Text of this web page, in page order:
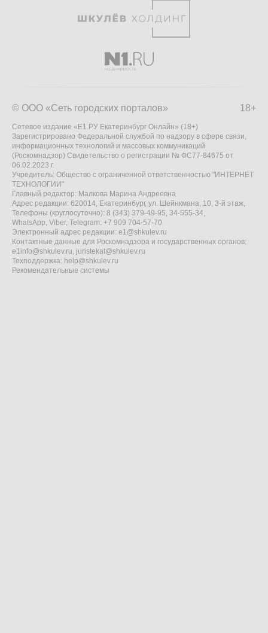
18+
© ООО «Сеть городских порталов»
Сетевое издание «Е1.РУ Екатеринбург Онлайн» (18+)
Зарегистрировано Федеральной службой по надзору в сфере связи,
информационных технологий и массовых коммуникаций
(Роскомнадзор) Свидетельство о регистрации № ФС77-84675 от
06.02.2023 г.
Учредитель: Общество с ограниченной ответственностью "ИНТЕРНЕТ
ТЕХНОЛОГИИ"
Главный редактор: Малкова Марина Андреевна
Адрес редакции: 620014, Екатеринбург, ул. Шейнкмана, 10, 3-й этаж,
Телефоны (круглосуточно): 8 (343) 379-49-95, 34-555-34,
WhatsApp, Viber, Telegram: +7 909 704-57-70
Электронный адрес редакции: e1@shkulev.ru
Контактные данные для Роскомнадзора и государственных органов:
e1info@shkulev.ru, juristekat@shkulev.ru
Техподдержка: help@shkulev.ru
Рекомендательные системы